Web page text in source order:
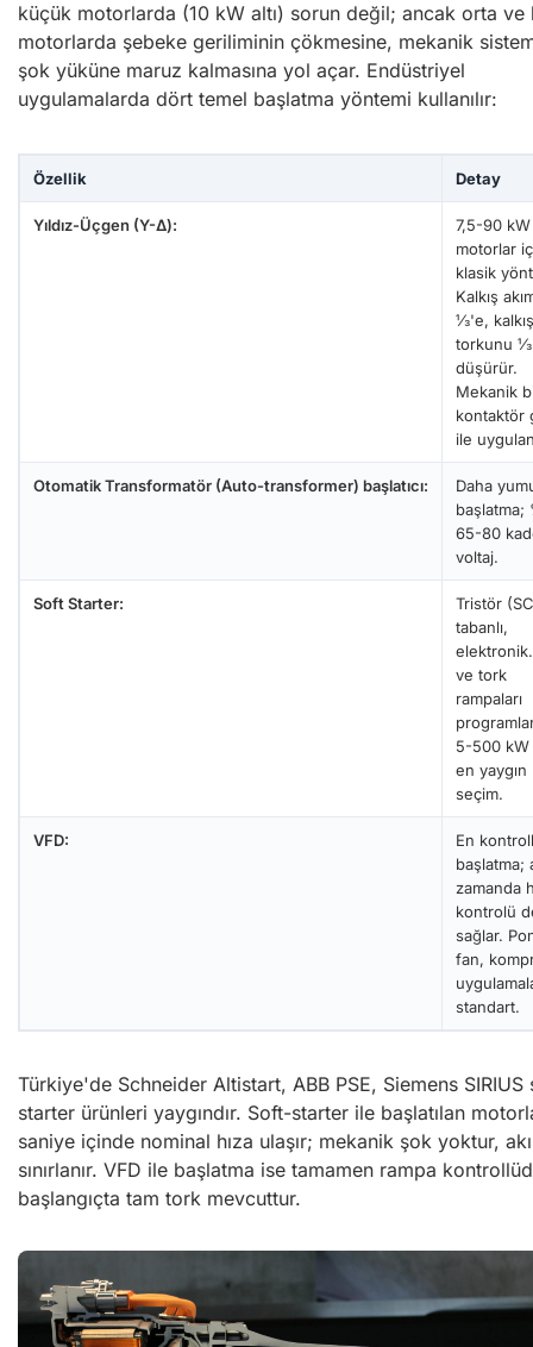
küçük motorlarda (10 kW altı) sorun değil; ancak orta ve
motorlarda şebeke geriliminin çökmesine, mekanik
şok yüküne maruz kalmasına yol açar. Endüstriyel
uygulamalarda dört temel başlatma yöntemi kullanılır:
Özellik Detay
Yıldız-Üçgen (Y-Δ):
7,5-90 kW
motorlar
klasik
Kalkış
⅓'e, kalkış
torkunu
düşürür.
Mekanik
kontaktör
ile
Otomatik Transformatör (Auto-transformer) başlatıcı:
Daha
başlatma;
65-80
voltaj.
Soft Starter:
Tristör
tabanlı,
elektronik.
ve tork
rampaları
5-500 kW
en yaygın
seçim.
VFD:
En
başlatma;
zamanda
kontrolü
sağlar.
fan,
standart.
Türkiye'de Schneider Altistart, ABB PSE, Siemens SIRIUS
starter ürünleri yaygındır. Soft-starter ile başlatılan
saniye içinde nominal hıza ulaşır; mekanik şok yoktur,
sınırlanır. VFD ile başlatma ise tamamen rampa
başlangıçta tam tork mevcuttur.